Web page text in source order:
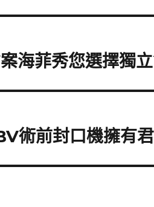
海菲秀您選擇獨
術前封口機擁有